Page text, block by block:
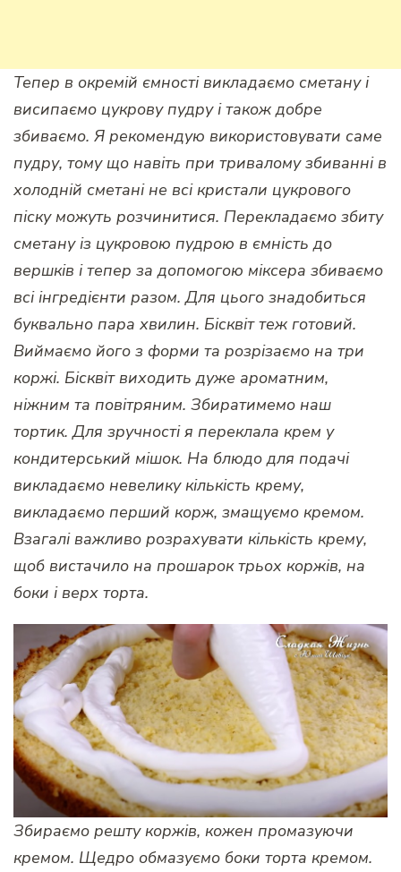
Тепер в окремій ємності викладаємо сметану і
висипаємо цукрову пудру і також добре
збиваємо. Я рекомендую використовувати саме
пудру, тому що навіть при тривалому збиванні в
холодній сметані не всі кристали цукрового
піску можуть розчинитися. Перекладаємо збиту
сметану із цукровою пудрою в ємність до
вершків і тепер за допомогою міксера збиваємо
всі інгредієнти разом. Для цього знадобиться
буквально пара хвилин. Бісквіт теж готовий.
Виймаємо його з форми та розрізаємо на три
коржі. Бісквіт виходить дуже ароматним,
ніжним та повітряним. Збиратимемо наш
тортик. Для зручності я переклала крем у
кондитерський мішок. На блюдо для подачі
викладаємо невелику кількість крему,
викладаємо перший корж, змащуємо кремом.
Взагалі важливо розрахувати кількість крему,
щоб вистачило на прошарок трьох коржів, на
боки і верх торта.
Збираємо решту коржів, кожен промазуючи
кремом. Щедро обмазуємо боки торта кремом.